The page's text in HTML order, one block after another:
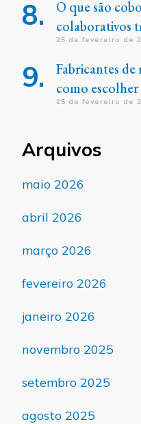
O que são
colaborativos
25 de fevereiro de
Fabricantes
como
25 de fevereiro de
Arquivos
maio 2026
abril 2026
março 2026
fevereiro 2026
janeiro 2026
novembro 2025
setembro 2025
agosto 2025